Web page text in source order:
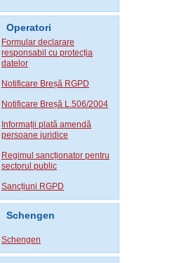
Operatori
Formular declarare
responsabil cu protecția
datelor
Notificare Breșă RGPD
Notificare Breșă L.506/2004
Informații plată amendă
persoane juridice
Regimul sancționator pentru
sectorul public
Sancțiuni RGPD
Schengen
Schengen